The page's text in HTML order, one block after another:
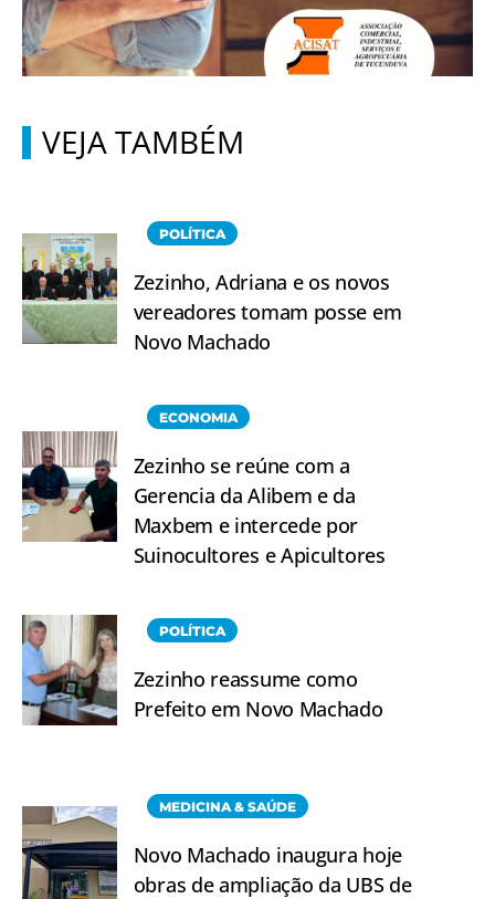
VEJA TAMBÉM
POLÍTICA
Zezinho, Adriana e os novos
vereadores tomam posse em
Novo Machado
ECONOMIA
Zezinho se reúne com a
Gerencia da Alibem e da
Maxbem e intercede por
Suinocultores e Apicultores
POLÍTICA
Zezinho reassume como
Prefeito em Novo Machado
MEDICINA & SAÚDE
Novo Machado inaugura hoje
obras de ampliação da UBS de